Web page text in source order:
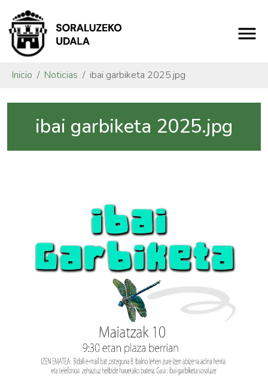
Inicio Noticias ibai garbiketa 2025.jpg
ibai garbiketa 2025.jpg